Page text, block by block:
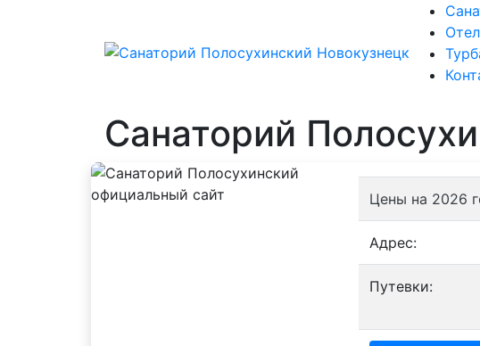
Санаторий
Цены на 2026
Адрес:
Путевки: